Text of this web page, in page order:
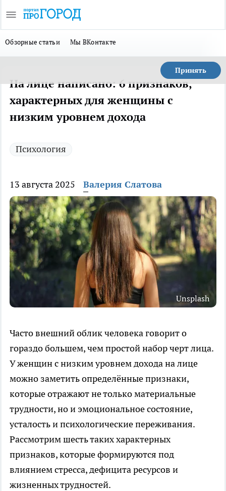
Обзорные статьи Мы ВКонтакте
Принять
На лице написано: 6 признаков,
характерных для женщины с
низким уровнем дохода
Психология
13 августа 2025 Валерия Слатова
Unsplash
Часто внешний облик человека говорит о
гораздо большем, чем простой набор черт лица.
У женщин с низким уровнем дохода на лице
можно заметить определённые признаки,
которые отражают не только материальные
трудности, но и эмоциональное состояние,
усталость и психологические переживания.
Рассмотрим шесть таких характерных
признаков, которые формируются под
влиянием стресса, дефицита ресурсов и
жизненных трудностей.